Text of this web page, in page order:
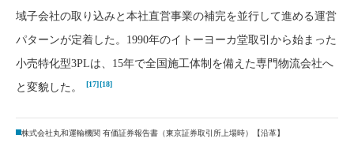
域子会社の取り込みと本社直営事業の補完を並行して進める運営
パターンが定着した。1990年のイトーヨーカ堂取引から始まった
小売特化型3PLは、15年で全国施工体制を備えた専門物流会社へ
と変貌した。
[17][18]
株式会社丸和運輸機関 有価証券報告書（東京証券取引所上場時）【沿革】